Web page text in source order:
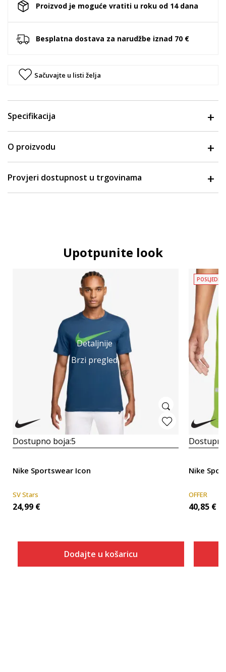
Proizvod je moguće vratiti u roku od 14 dana
Besplatna dostava za narudžbe iznad 70 €
Sačuvajte u listi želja
Specifikacija
O proizvodu
Provjeri dostupnost u trgovinama
Upotpunite look
Detaljnije
Brzi pregled
Dostupno boja:5
Nike Sportswear Icon
SV Stars
24,99 €
Dodajte u košaricu
Nike
OFFER
40,85 €